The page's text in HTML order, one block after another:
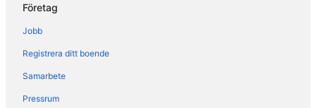
Hotell i Vassmolösa
Fritidshus i Kalmar
Vandrarhem i Kalmar
Husvagnscampingar i Kalmar
Lägenheter i Kalmar
Företag
Jobb
Registrera ditt boende
Samarbete
Pressrum